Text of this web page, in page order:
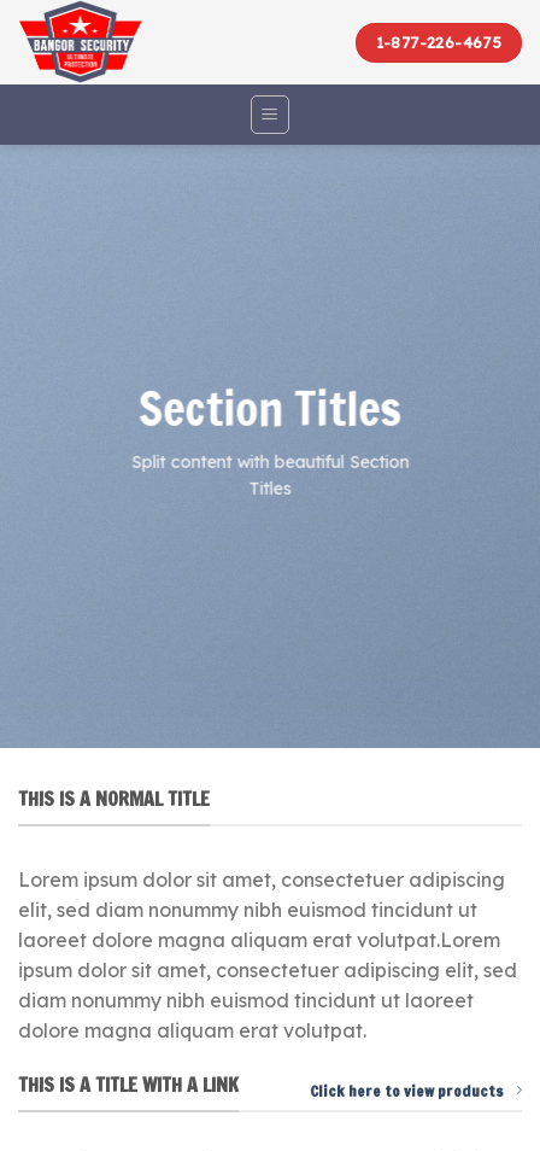
content
1-877-226-4675
Section Titles
Split content with beautiful Section
Titles
THIS IS A NORMAL TITLE
Lorem ipsum dolor sit amet, consectetuer adipiscing
elit, sed diam nonummy nibh euismod tincidunt ut
laoreet dolore magna aliquam erat volutpat.Lorem
ipsum dolor sit amet, consectetuer adipiscing elit, sed
diam nonummy nibh euismod tincidunt ut laoreet
dolore magna aliquam erat volutpat.
THIS IS A TITLE WITH A LINK Click here to view products